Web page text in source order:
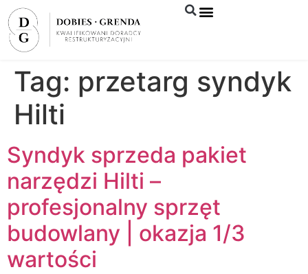
Tag: przetarg syndyk
Hilti
Syndyk sprzeda pakiet
narzędzi Hilti –
profesjonalny sprzęt
budowlany | okazja 1/3
wartości